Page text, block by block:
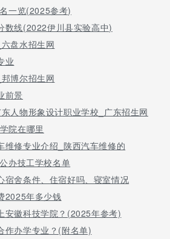
雨，裸分681分。
蜀中学。高考总分：716分
蜀中学。高考总分：677分
出自哈三中。理科状元：白昊昕，712
。据说昊昕说还在清华北大之间纠结，
校。
一览(2025参考)
数线(2022伊川县实验高中)
盘水招生网
业
博尔招生网
前景
人物形象设计职业学校_广东招生网
院在哪里
维修专业介绍_陕西汽车维修的
办技工学校名单
宿舍条件、住宿好吗、寝室情况
2025年多少钱
安徽科技学院？(2025年参考)
作办学专业？(附名单)